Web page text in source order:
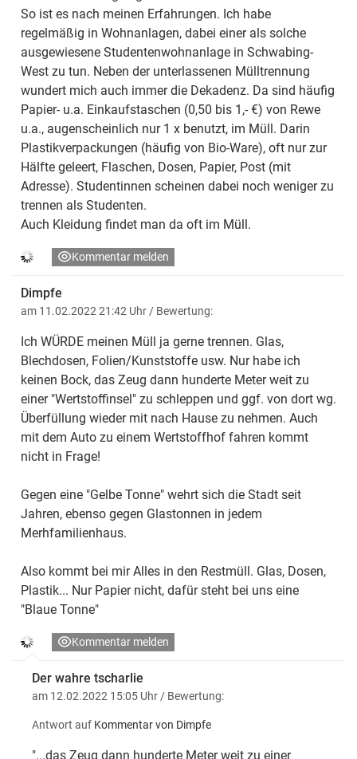
So ist es nach meinen Erfahrungen. Ich habe
regelmäßig in Wohnanlagen, dabei einer als solche
ausgewiesene Studentenwohnanlage in Schwabing-
West zu tun. Neben der unterlassenen Mülltrennung
wundert mich auch immer die Dekadenz. Da sind häufig
Papier- u.a. Einkaufstaschen (0,50 bis 1,- €) von Rewe
u.a., augenscheinlich nur 1 x benutzt, im Müll. Darin
Plastikverpackungen (häufig von Bio-Ware), oft nur zur
Hälfte geleert, Flaschen, Dosen, Papier, Post (mit
Adresse). Studentinnen scheinen dabei noch weniger zu
trennen als Studenten.
Auch Kleidung findet man da oft im Müll.
Kommentar melden
Dimpfe
am 11.02.2022 21:42 Uhr / Bewertung:
Ich WÜRDE meinen Müll ja gerne trennen. Glas,
Blechdosen, Folien/Kunststoffe usw. Nur habe ich
keinen Bock, das Zeug dann hunderte Meter weit zu
einer "Wertstoffinsel" zu schleppen und ggf. von dort wg.
Überfüllung wieder mit nach Hause zu nehmen. Auch
mit dem Auto zu einem Wertstoffhof fahren kommt
nicht in Frage!
Gegen eine "Gelbe Tonne" wehrt sich die Stadt seit
Jahren, ebenso gegen Glastonnen in jedem
Merhfamilienhaus.
Also kommt bei mir Alles in den Restmüll. Glas, Dosen,
Plastik... Nur Papier nicht, dafür steht bei uns eine
"Blaue Tonne"
Kommentar melden
Der wahre tscharlie
am 12.02.2022 15:05 Uhr / Bewertung:
Antwort auf Kommentar von Dimpfe
"...das Zeug dann hunderte Meter weit zu einer